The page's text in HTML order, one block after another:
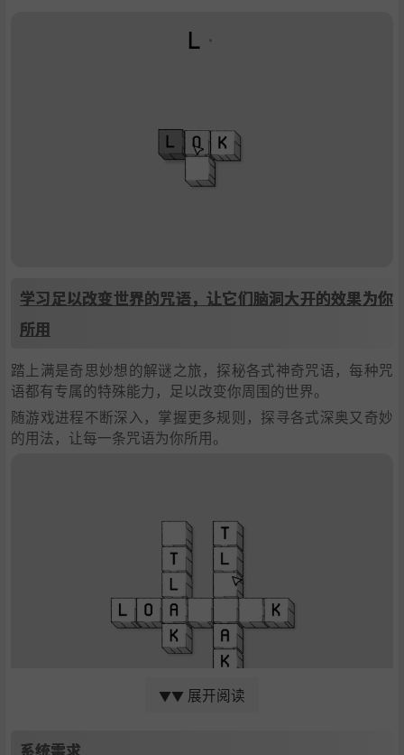
学习足以改变世界的咒语，让它们脑洞大开的效果为你
所用
踏上满是奇思妙想的解谜之旅，探秘各式神奇咒语，每种咒
语都有专属的特殊能力，足以改变你周围的世界。
随游戏进程不断深入，掌握更多规则，探寻各式深奥又奇妙
的用法，让每一条咒语为你所用。
帮助名为LOK的生物开疆拓土
▼▼ 展开阅读
系统需求